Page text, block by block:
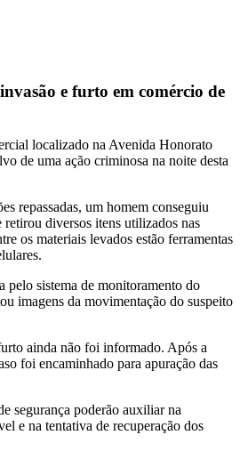
e furto em comércio de
localizado na Avenida Honorato
de uma ação criminosa na noite desta
repassadas, um homem conseguiu
retirou diversos itens utilizados nas
os materiais levados estão ferramentas
pelo sistema de monitoramento do
imagens da movimentação do suspeito
ainda não foi informado. Após a
foi encaminhado para apuração das
segurança poderão auxiliar na
e na tentativa de recuperação dos